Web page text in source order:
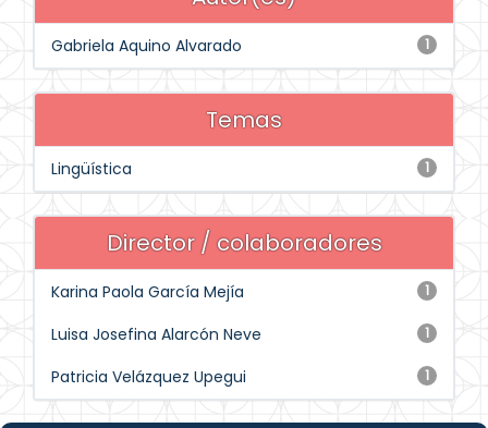
1
Gabriela Aquino Alvarado
Temas
1
Lingüística
Director / colaboradores
1
Karina Paola García Mejía
1
Luisa Josefina Alarcón Neve
1
Patricia Velázquez Upegui